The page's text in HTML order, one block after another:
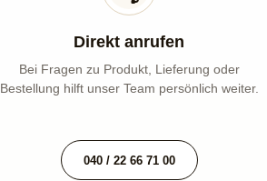
Direkt anrufen
Bei Fragen zu Produkt, Lieferung oder
Bestellung hilft unser Team persönlich weiter.
040 / 22 66 71 00